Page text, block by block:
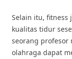
Selain itu, fitness
kualitas tidur
seorang profesor
olahraga dapat